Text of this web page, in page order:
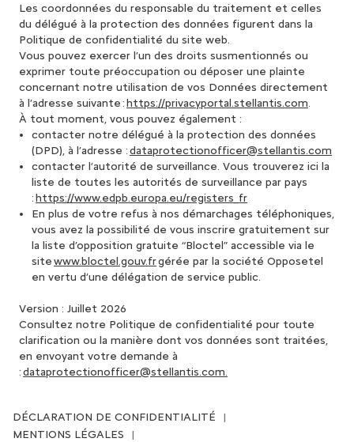
Les coordonnées du responsable du traitement et celles
du délégué à la protection des données figurent dans la
Politique de confidentialité du site web.
Vous pouvez exercer l’un des droits susmentionnés ou
exprimer toute préoccupation ou déposer une plainte
concernant notre utilisation de vos Données directement
à l’adresse suivante :https://privacyportal.stellantis.com.
À tout moment, vous pouvez également :
contacter notre délégué à la protection des données
(DPD), à l’adresse :dataprotectionofficer@stellantis.com
contacter l’autorité de surveillance. Vous trouverez ici la
liste de toutes les autorités de surveillance par pays
:https://www.edpb.europa.eu/registers_fr
En plus de votre refus à nos démarchages téléphoniques,
vous avez la possibilité de vous inscrire gratuitement sur
la liste d’opposition gratuite “Bloctel” accessible via le
sitewww.bloctel.gouv.frgérée par la société Opposetel
en vertu d’une délégation de service public.
Version : Juillet 2026
Consultez notre Politique de confidentialité pour toute
clarification ou la manière dont vos données sont traitées,
en envoyant votre demande à
:dataprotectionofficer@stellantis.com.
DÉCLARATION DE CONFIDENTIALITÉ
MENTIONS LÉGALES